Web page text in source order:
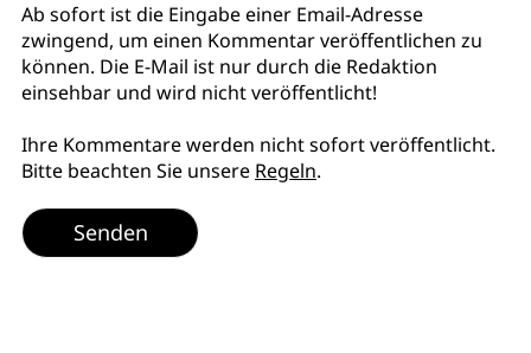
Ab sofort ist die Eingabe einer Email-Adresse
zwingend, um einen Kommentar veröffentlichen zu
können. Die E-Mail ist nur durch die Redaktion
einsehbar und wird nicht veröffentlicht!
Ihre Kommentare werden nicht sofort veröffentlicht.
Bitte beachten Sie unsere Regeln.
Senden